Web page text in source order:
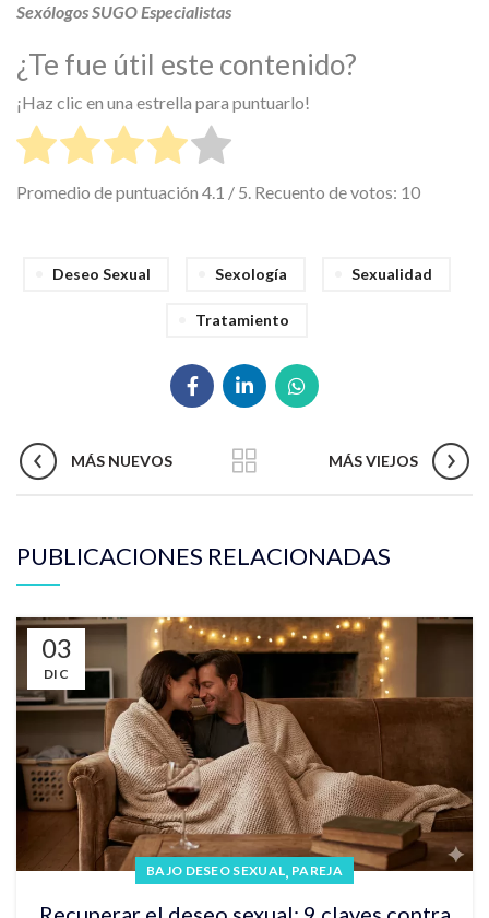
Sexólogos SUGO Especialistas
¿Te fue útil este contenido?
¡Haz clic en una estrella para puntuarlo!
Promedio de puntuación 4.1 / 5. Recuento de votos: 10
Deseo Sexual Sexología Sexualidad
Tratamiento
MÁS NUEVOS MÁS VIEJOS
PUBLICACIONES RELACIONADAS
03
DIC
BAJO DESEO SEXUAL, PAREJA